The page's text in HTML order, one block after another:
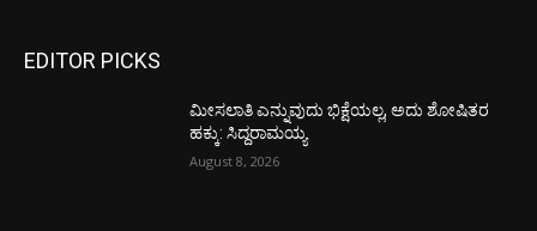
EDITOR PICKS
ಮೀಸಲಾತಿ ಎನ್ನುವುದು ಭಿಕ್ಷೆಯಲ್ಲ, ಅದು ಶೋಷಿತರ
ಹಕ್ಕು: ಸಿದ್ದರಾಮಯ್ಯ
August 8, 2026